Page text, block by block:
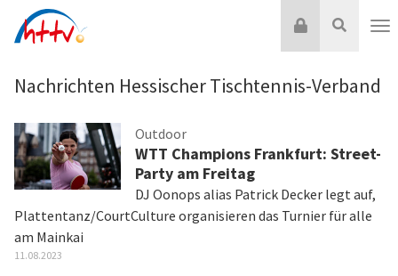
Inhalt
Suche
Login
Nachrichten Hessischer Tischtennis-Verband
Outdoor
WTT Champions Frankfurt: Street-
Party am Freitag
DJ Oonops alias Patrick Decker legt auf,
Plattentanz/CourtCulture organisieren das Turnier für alle
am Mainkai
11.08.2023